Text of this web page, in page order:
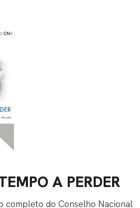
A PERDER
completo do Conselho Nacional